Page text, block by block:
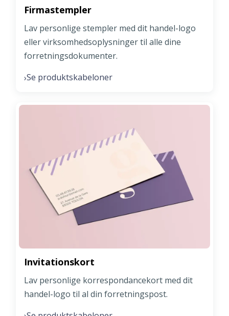
Firmastempler
Lav personlige stempler med dit handel-logo
eller virksomhedsoplysninger til alle dine
forretningsdokumenter.
›Se produktskabeloner
Invitationskort
Lav personlige korrespondancekort med dit
handel-logo til al din forretningspost.